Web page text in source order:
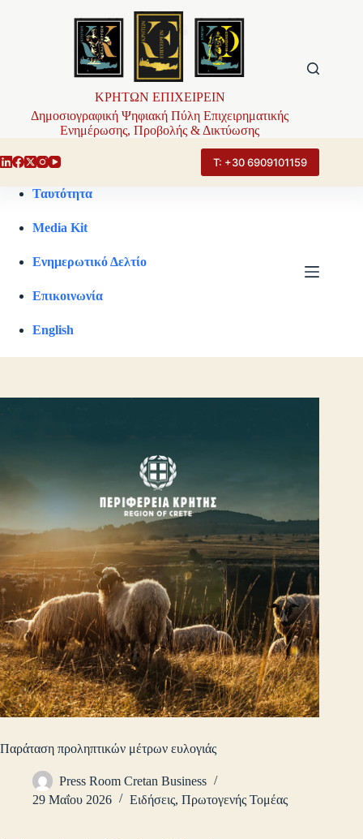
ΚΡΗΤΩΝ ΕΠΙΧΕΙΡΕΙΝ
Δημοσιογραφική Ψηφιακή Πύλη Επιχειρηματικής
Ενημέρωσης, Προβολής & Δικτύωσης
Τ: +30 6909101159
Ταυτότητα
Media Kit
Ενημερωτικό Δελτίο
Επικοινωνία
English
Παράταση προληπτικών μέτρων ευλογιάς
Press Room Cretan Business
29 Μαΐου 2026
Ειδήσεις, Πρωτογενής Τομέας